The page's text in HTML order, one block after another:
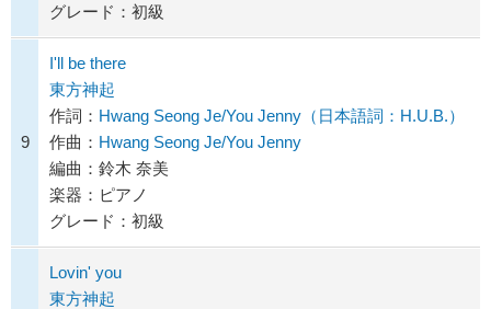
グレード：初級
9
I'll be there
東方神起
作詞： Hwang Seong Je/You Jenny（日本語詞：H.U.B.）
作曲： Hwang Seong Je/You Jenny
編曲：鈴木 奈美
楽器：ピアノ
グレード：初級
Lovin' you
東方神起